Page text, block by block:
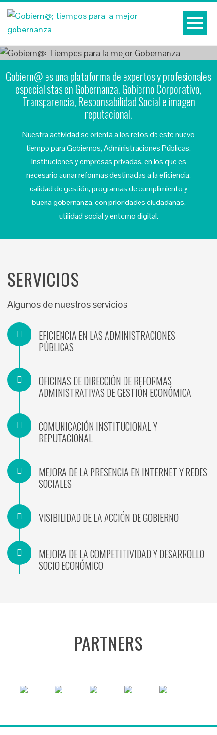
Gobiern@ es una plataforma de expertos y profesionales
especialistas en Gobernanza, Gobierno Corporativo,
Transparencia, Responsabilidad Social e imagen
reputacional.
Nuestra actividad se orienta a los retos de este nuevo
tiempo para Gobiernos, Administraciones Públicas,
Instituciones y empresas privadas, en los que es
necesario aunar reformas destinadas a la eficiencia,
calidad de gestión, programas de cumplimiento y
buena gobernanza, con prioridades ciudadanas,
utilidad social y entorno digital.
SERVICIOS
Algunos de nuestros servicios
EFICIENCIA EN LAS ADMINISTRACIONES
PÚBLICAS
OFICINAS DE DIRECCIÓN DE REFORMAS
ADMINISTRATIVAS DE GESTIÓN ECONÓMICA
COMUNICACIÓN INSTITUCIONAL Y
REPUTACIONAL
MEJORA DE LA PRESENCIA EN INTERNET Y REDES
SOCIALES
VISIBILIDAD DE LA ACCIÓN DE GOBIERNO
MEJORA DE LA COMPETITIVIDAD Y DESARROLLO
SOCIO ECONÓMICO
PARTNERS